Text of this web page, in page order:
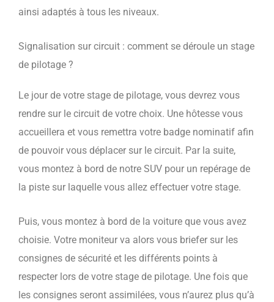
ainsi adaptés à tous les niveaux.
Signalisation sur circuit : comment se déroule un stage
de pilotage ?
Le jour de votre stage de pilotage, vous devrez vous
rendre sur le circuit de votre choix. Une hôtesse vous
accueillera et vous remettra votre badge nominatif afin
de pouvoir vous déplacer sur le circuit. Par la suite,
vous montez à bord de notre SUV pour un repérage de
la piste sur laquelle vous allez effectuer votre stage.
Puis, vous montez à bord de la voiture que vous avez
choisie. Votre moniteur va alors vous briefer sur les
consignes de sécurité et les différents points à
respecter lors de votre stage de pilotage. Une fois que
les consignes seront assimilées, vous n’aurez plus qu’à